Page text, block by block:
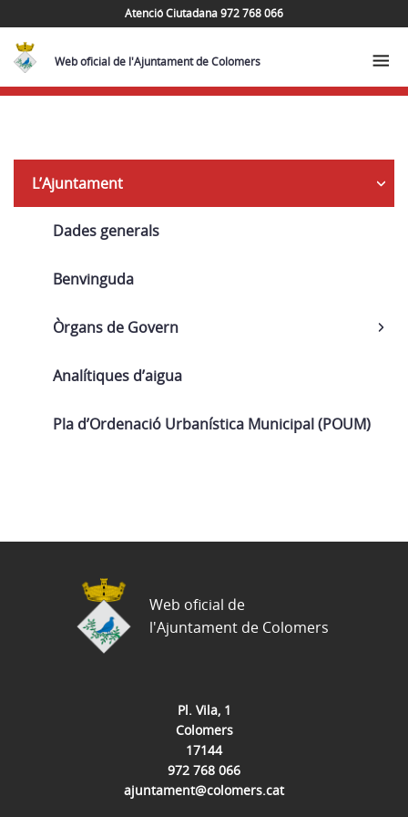
Atenció Ciutadana 972 768 066
Web oficial de l'Ajuntament de Colomers
Navega
L’Ajuntament
Dades generals
Benvinguda
Òrgans de Govern
Analítiques d’aigua
Pla d’Ordenació Urbanística Municipal (POUM)
Pl. Vila, 1
Colomers
17144
972 768 066
ajuntament@colomers.cat
Web oficial de
l'Ajuntament de Colomers